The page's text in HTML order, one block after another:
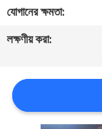
খবর
সাইট
যোগানের ক্ষমতা:
লক্ষণীয় করা: